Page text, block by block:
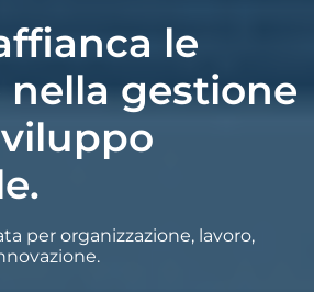
le
nella gestione
per organizzazione, lavoro,